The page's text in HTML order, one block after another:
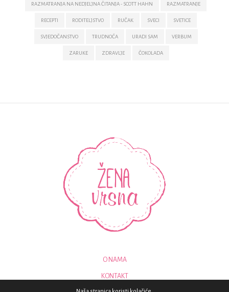
RAZMATRANJA NA NEDJELJNA ČITANJA - SCOTT HAHN RAZMATRANJE
RECEPTI RODITELJSTVO RUČAK SVECI SVETICE
SVJEDOČANSTVO TRUDNOĆA URADI SAM VERBUM
ZARUKE ZDRAVLJE ČOKOLADA
O NAMA
KONTAKT